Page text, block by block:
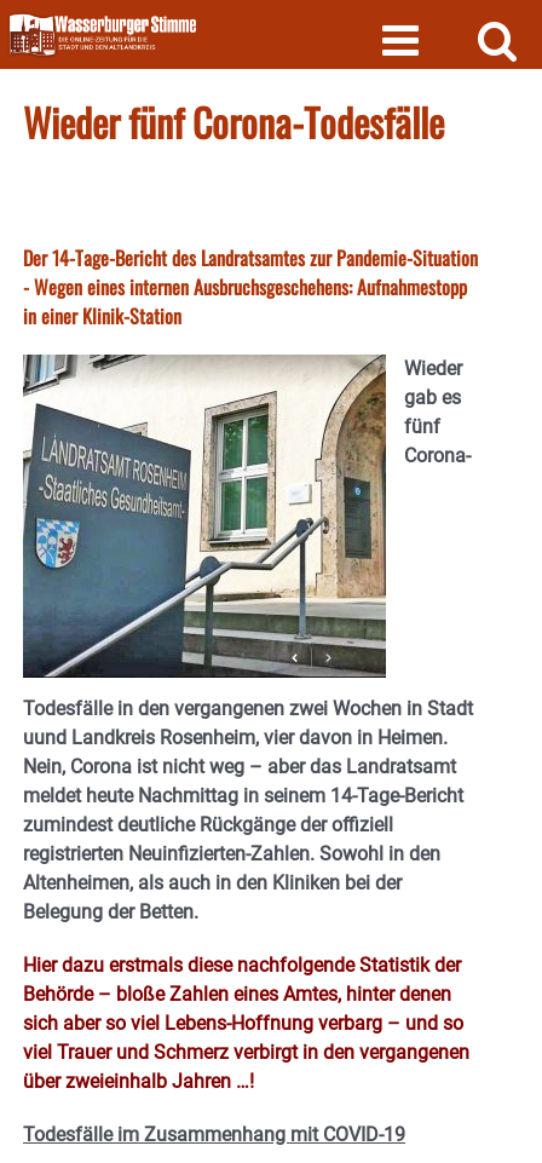
Skip
to
content
Wieder fünf Corona-Todesfälle
Der 14-Tage-Bericht des Landratsamtes zur Pandemie-Situation
- Wegen eines internen Ausbruchsgeschehens: Aufnahmestopp
in einer Klinik-Station
Wieder
gab es
fünf
Corona-
Todesfälle in den vergangenen zwei Wochen in Stadt
uund Landkreis Rosenheim, vier davon in Heimen.
Nein, Corona ist nicht weg – aber das Landratsamt
meldet heute Nachmittag in seinem 14-Tage-Bericht
zumindest deutliche Rückgänge der offiziell
registrierten Neuinfizierten-Zahlen. Sowohl in den
Altenheimen, als auch in den Kliniken bei der
Belegung der Betten.
Hier dazu erstmals diese nachfolgende Statistik der
Behörde – bloße Zahlen eines Amtes, hinter denen
sich aber so viel Lebens-Hoffnung verbarg – und so
viel Trauer und Schmerz verbirgt in den vergangenen
über zweieinhalb Jahren …!
Todesfälle im Zusammenhang mit COVID-19